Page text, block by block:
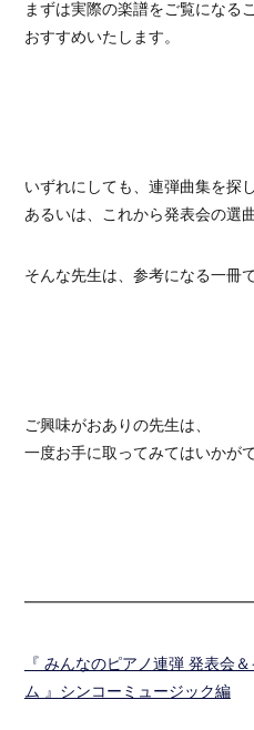
まずは実際の楽譜をご覧になる
おすすめいたします。
いずれにしても、連弾曲集を探
あるいは、これから発表会の選
そんな先生は、参考になる一冊
ご興味がおありの先生は、
一度お手に取ってみてはいかが
『 みんなのピアノ連弾 発表会
ム 』シンコーミュージック編